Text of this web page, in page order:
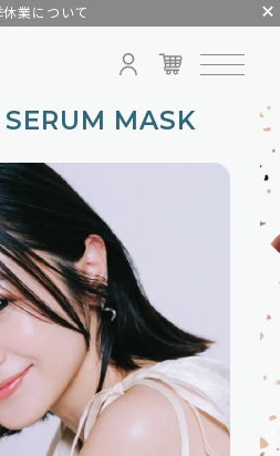
休業について
MASK